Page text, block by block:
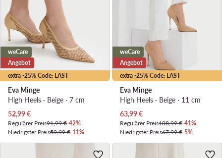
extra -25% Code: LAST
weCare
Angebot
Eva Minge
High Heels · Beige · 7 cm
Aktueller Preis
52,99€
Regulärer Preis91,99 €-42%
Niedrigster Preis59,99 €-11%
extra -25% Code: LAST
weCare
Angebot
Eva Minge
High Heels · Beige · 11 cm
Aktueller Preis
63,99€
Regulärer Preis108,99 €-41%
Niedrigster Preis67,99 €-5%